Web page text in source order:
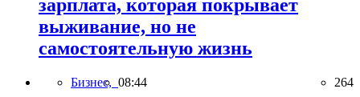
зарплата, которая покрывает
выживание, но не
самостоятельную жизнь
Бизнес, 08:44 264